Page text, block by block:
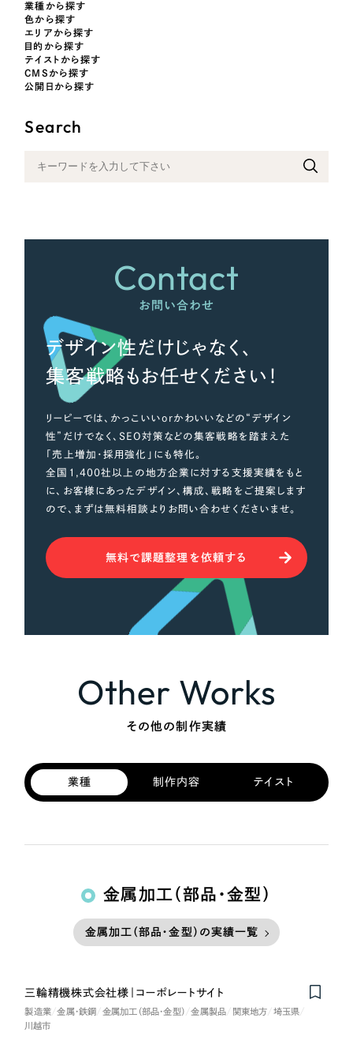
さらに条件を追加する
業種から探す
色から探す
エリアから探す
目的から探す
テイストから探す
CMSから探す
公開日から探す
Search
Contact
お問い合わせ
デザイン性だけじゃなく、
集客戦略もお任せください！
リーピーでは、かっこいいorかわいいなどの“デザイン
性”だけでなく、SEO対策などの集客戦略を踏まえた
「売上増加・採用強化」にも特化。
全国1,400社以上の地方企業に対する支援実績をもと
に、お客様にあったデザイン、構成、戦略をご提案します
ので、まずは無料相談よりお問い合わせくださいませ。
無料で課題整理を依頼する
Other Works
その他の制作実績
業種 制作内容 テイスト
金属加工（部品・金型）
金属加工（部品・金型）の実績一覧
三輪精機株式会社様｜コーポレートサイト
製造業 金属・鉄鋼 金属加工（部品・金型） 金属製品 関東地方
埼玉県
川越市